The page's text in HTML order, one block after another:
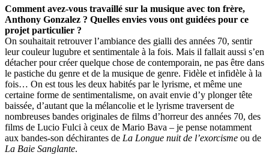
Comment avez-vous travaillé sur la musique avec ton frère,
Anthony Gonzalez ? Quelles envies vous ont guidées pour ce
projet particulier ?
On souhaitait retrouver l’ambiance des gialli des années 70, sentir
leur couleur lugubre et sentimentale à la fois. Mais il fallait aussi s’en
détacher pour créer quelque chose de contemporain, ne pas être dans
le pastiche du genre et de la musique de genre. Fidèle et infidèle à la
fois… On est tous les deux habités par le lyrisme, et même une
certaine forme de sentimentalisme, on avait envie d’y plonger tête
baissée, d’autant que la mélancolie et le lyrisme traversent de
nombreuses bandes originales de films d’horreur des années 70, des
films de Lucio Fulci à ceux de Mario Bava – je pense notamment
aux bandes-son déchirantes de La Longue nuit de l’exorcisme ou de
La Baie Sanglante.